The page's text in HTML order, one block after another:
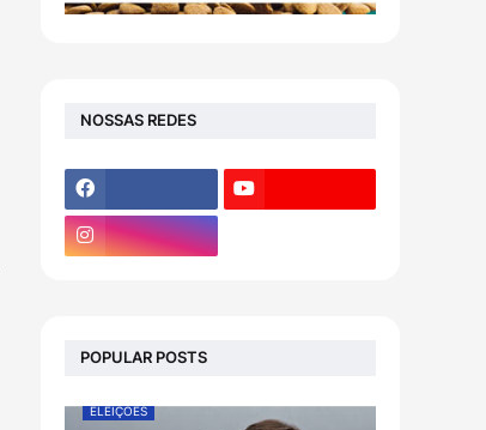
NOSSAS REDES
POPULAR POSTS
ELEIÇÕES